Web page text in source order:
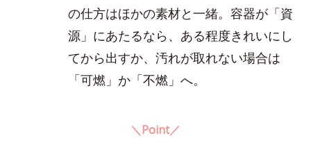
の仕方はほかの素材と一緒。容器が「資
源」にあたるなら、ある程度きれいにし
てから出すか、汚れが取れない場合は
「可燃」か「不燃」へ。
＼Point／